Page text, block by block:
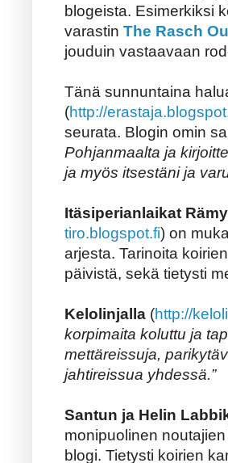
blogeista. Esimerkiksi
varastin The Rasch
jouduin vastaavaan
Tänä sunnuntaina
(http://
seurata. Blogin omin
Pohjanmaalta ja
ja myös itsestäni ja
Itäsiperianlaikat
tiro.blogspot.fi) on
arjesta. Tarinoita
päivistä, sekä tietysti
Kelolinjalla (http://
korpimaita koluttu ja
mettäreissuja,
jahtireissua yhdessä.”
Santun ja Helin
monipuolinen
blogi. Tietysti koirien